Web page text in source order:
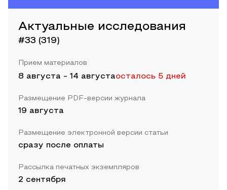
Актуальные исследования
#33 (319)
Прием материалов
8 августа - 14 августаосталось 5 дней
Размещение PDF-версии журнала
19 августа
Размещение электронной версии статьи
сразу после оплаты
Рассылка печатных экземпляров
2 сентября